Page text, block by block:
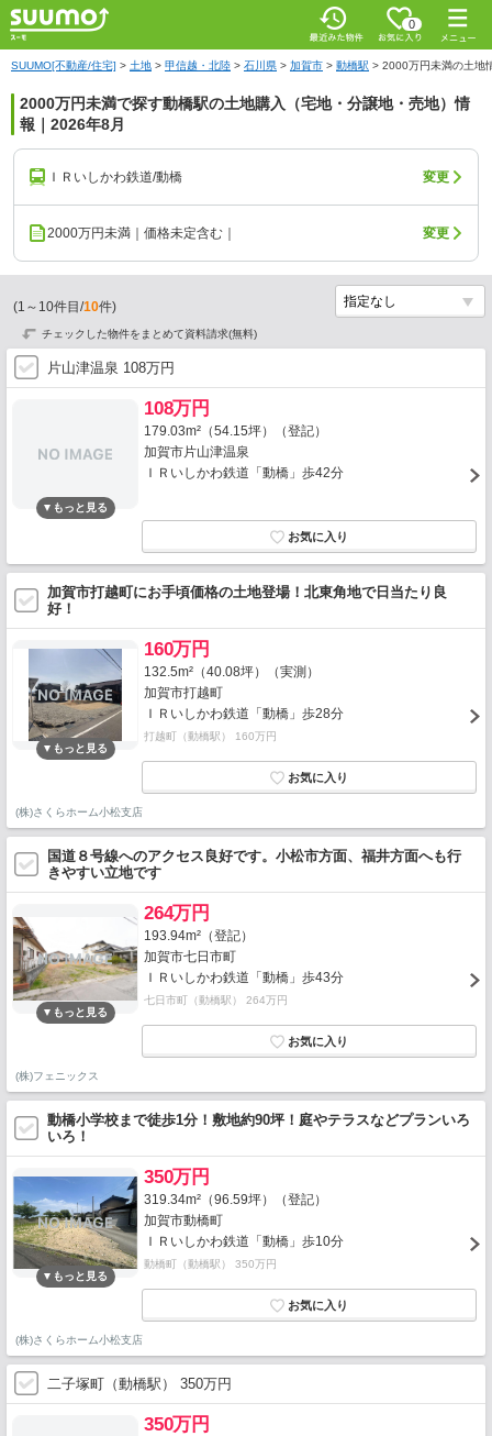
0
SUUMO[不動産/住宅] > 土地 > 甲信越・北陸 > 石川県 > 加賀市 > 動橋駅 > 2000万円未満の土地
2000万円未満で探す動橋駅の土地購入（宅地・分譲地・売地）情
報｜2026年8月
ＩＲいしかわ鉄道/動橋 変更
2000万円未満｜価格未定含む｜ 変更
(1 ～ 10件目/10件)
チェックした物件をまとめて資料請求(無料)
片山津温泉 108万円
108万円
179.03m²（54.15坪）（登記）
加賀市片山津温泉
ＩＲいしかわ鉄道「動橋」歩42分
加賀市打越町にお手頃価格の土地登場！北東角地で日当たり良
好！
160万円
132.5m²（40.08坪）（実測）
加賀市打越町
ＩＲいしかわ鉄道「動橋」歩28分
打越町（動橋駅） 160万円
(株)さくらホーム小松支店
国道８号線へのアクセス良好です。小松市方面、福井方面へも行
きやすい立地です
264万円
193.94m²（登記）
加賀市七日市町
ＩＲいしかわ鉄道「動橋」歩43分
七日市町（動橋駅） 264万円
(株)フェニックス
動橋小学校まで徒歩1分！敷地約90坪！庭やテラスなどプランいろ
いろ！
350万円
319.34m²（96.59坪）（登記）
加賀市動橋町
ＩＲいしかわ鉄道「動橋」歩10分
動橋町（動橋駅） 350万円
(株)さくらホーム小松支店
二子塚町（動橋駅） 350万円
350万円